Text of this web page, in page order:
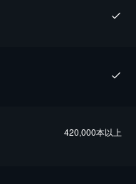
420,000本以上